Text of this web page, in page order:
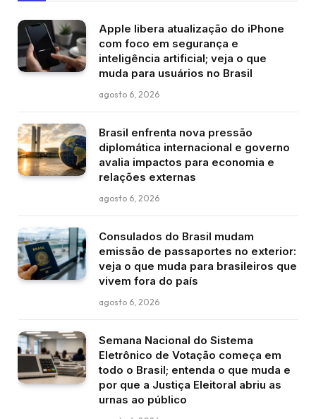
Apple libera atualização do iPhone
com foco em segurança e
inteligência artificial; veja o que
muda para usuários no Brasil
agosto 6, 2026
Brasil enfrenta nova pressão
diplomática internacional e governo
avalia impactos para economia e
relações externas
agosto 6, 2026
Consulados do Brasil mudam
emissão de passaportes no exterior:
veja o que muda para brasileiros que
vivem fora do país
agosto 6, 2026
Semana Nacional do Sistema
Eletrônico de Votação começa em
todo o Brasil; entenda o que muda e
por que a Justiça Eleitoral abriu as
urnas ao público